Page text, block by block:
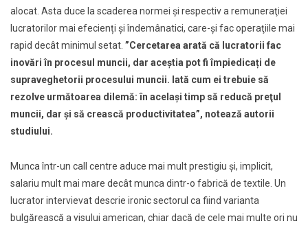
alocat. Asta duce la scaderea normei şi respectiv a remuneraţiei
lucratorilor mai efecienți şi îndemânatici, care-și fac operaţiile mai
rapid decât minimul setat. ”Cercetarea arată că lucratorii fac
inovări în procesul muncii, dar aceștia pot fi împiedicați de
supraveghetorii procesului muncii. Iată cum ei trebuie să
rezolve următoarea dilemă: în acelaşi timp să reducă preţul
muncii, dar și să crească productivitatea”, notează autorii
studiului.
Munca într-un call centre aduce mai mult prestigiu şi, implicit,
salariu mult mai mare decât munca dintr-o fabrică de textile. Un
lucrator intervievat descrie ironic sectorul ca fiind varianta
bulgărească a visului american, chiar dacă de cele mai multe ori nu